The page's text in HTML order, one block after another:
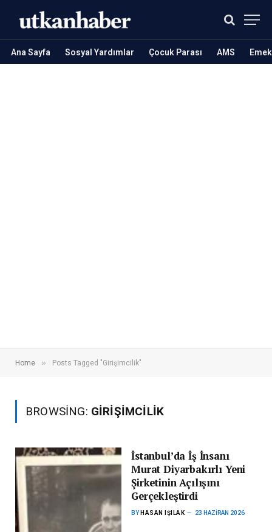
Ana Sayfa Sosyal Yardımlar Çocuk Parası AMS
Home » Posts Tagged "Girişimcilik"
BROWSING: GIRIŞIMCILIK
İstanbul’da İş İnsanı
Murat Diyarbakırlı Yeni
Şirketinin Açılışını
Gerçekleştirdi
BY HASAN IŞILAK 23 HAZIRAN 2026